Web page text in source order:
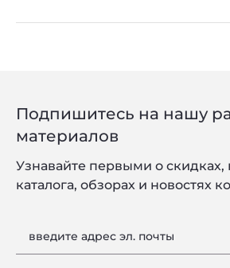
Подпишитесь на нашу
материалов
Узнавайте первыми о скидках,
каталога, обзорах и новостях
введите адрес эл. почты